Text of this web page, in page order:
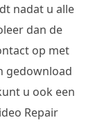
nadat u alle
dan de
op met
gedownload
u ook een
Repair